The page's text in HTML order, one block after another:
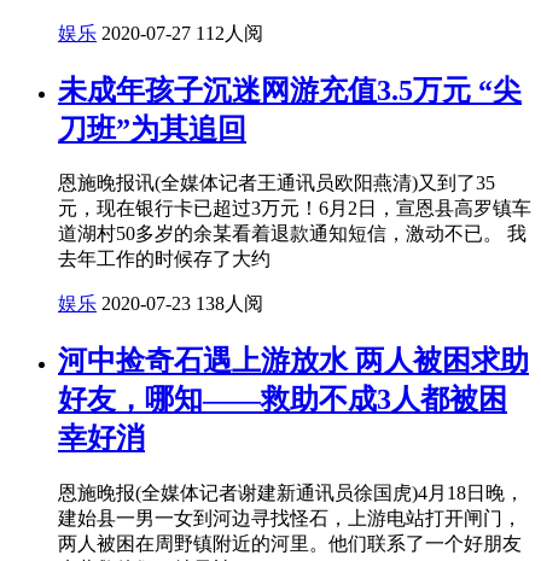
娱乐 2020-07-27 112人阅
未成年孩子沉迷网游充值3.5万元 “尖
刀班”为其追回
恩施晚报讯(全媒体记者王通讯员欧阳燕清)又到了35
元，现在银行卡已超过3万元！6月2日，宣恩县高罗镇车
道湖村50多岁的余某看着退款通知短信，激动不已。 我
去年工作的时候存了大约
娱乐 2020-07-23 138人阅
河中捡奇石遇上游放水 两人被困求助
好友，哪知——救助不成3人都被困
幸好消
恩施晚报(全媒体记者谢建新通讯员徐国虎)4月18日晚，
建始县一男一女到河边寻找怪石，上游电站打开闸门，
两人被困在周野镇附近的河里。他们联系了一个好朋友